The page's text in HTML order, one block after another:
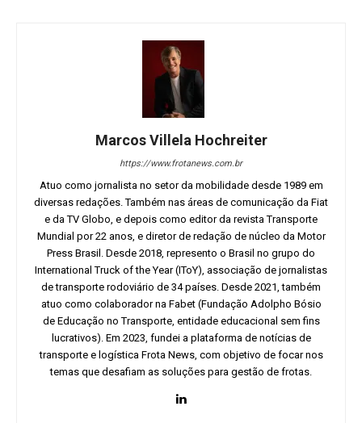
Marcos Villela Hochreiter
https://www.frotanews.com.br
Atuo como jornalista no setor da mobilidade desde 1989 em
diversas redações. Também nas áreas de comunicação da Fiat
e da TV Globo, e depois como editor da revista Transporte
Mundial por 22 anos, e diretor de redação de núcleo da Motor
Press Brasil. Desde 2018, represento o Brasil no grupo do
International Truck of the Year (IToY), associação de jornalistas
de transporte rodoviário de 34 países. Desde 2021, também
atuo como colaborador na Fabet (Fundação Adolpho Bósio
de Educação no Transporte, entidade educacional sem fins
lucrativos). Em 2023, fundei a plataforma de notícias de
transporte e logística Frota News, com objetivo de focar nos
temas que desafiam as soluções para gestão de frotas.